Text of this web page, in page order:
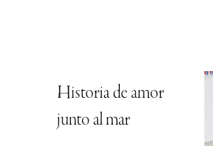
Historia de amor
junto al mar